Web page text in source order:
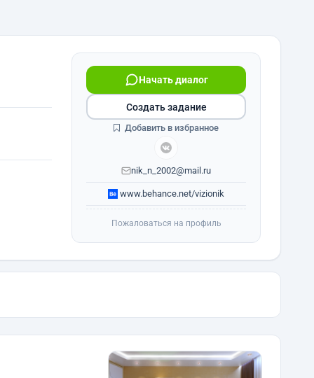
Начать диалог
nik_n_2002@mail.ru
www.behance.net/vizionik
Создать задание
Добавить в избранное
Пожаловаться на профиль